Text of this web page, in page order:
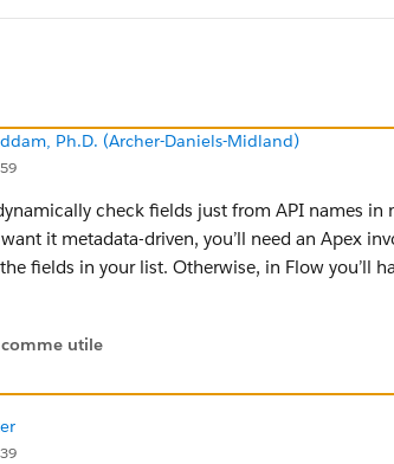
Ph.D. (Archer-Daniels-Midland)
check fields just from API names in
it metadata-driven, you’ll need an Apex
fields in your list. Otherwise, in Flow you’ll
utile